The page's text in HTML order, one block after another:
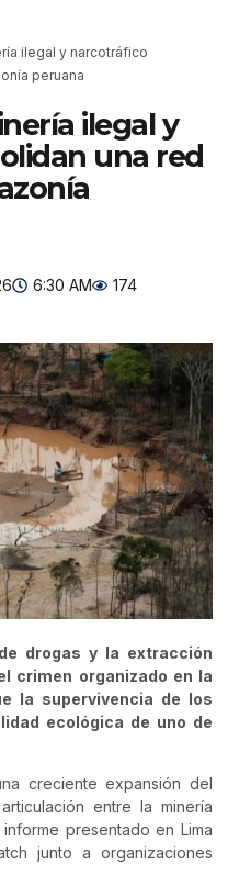
ilegal y narcotráfico
peruana
ilegal y
una red
6:30 AM 174
drogas y la extracción
crimen organizado en la
la supervivencia de los
ecológica de uno de
creciente expansión del
entre la minería
presentado en Lima
junto a organizaciones